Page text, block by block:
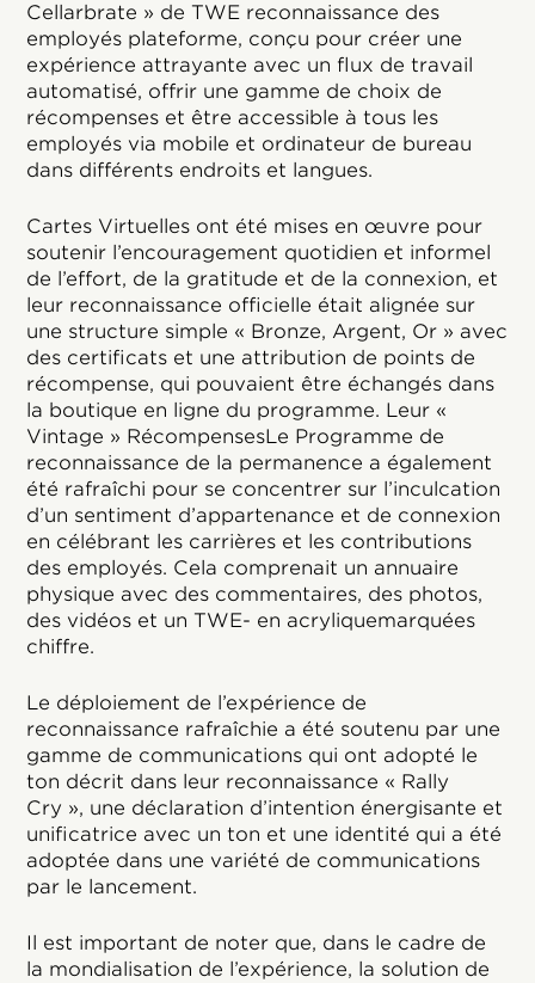
Cellarbrate » de TWE reconnaissance des
employés plateforme, conçu pour créer une
expérience attrayante avec un flux de travail
automatisé, offrir une gamme de choix de
récompenses et être accessible à tous les
employés via mobile et ordinateur de bureau
dans différents endroits et langues.
Cartes Virtuelles ont été mises en œuvre pour
soutenir l’encouragement quotidien et informel
de l’effort, de la gratitude et de la connexion, et
leur reconnaissance officielle était alignée sur
une structure simple « Bronze, Argent, Or » avec
des certificats et une attribution de points de
récompense, qui pouvaient être échangés dans
la boutique en ligne du programme. Leur «
Vintage » RécompensesLe Programme de
reconnaissance de la permanence a également
été rafraîchi pour se concentrer sur l’inculcation
d’un sentiment d’appartenance et de connexion
en célébrant les carrières et les contributions
des employés. Cela comprenait un annuaire
physique avec des commentaires, des photos,
des vidéos et un TWE- en acryliquemarquées
chiffre.
Le déploiement de l’expérience de
reconnaissance rafraîchie a été soutenu par une
gamme de communications qui ont adopté le
ton décrit dans leur reconnaissance « Rally
Cry », une déclaration d’intention énergisante et
unificatrice avec un ton et une identité qui a été
adoptée dans une variété de communications
par le lancement.
Il est important de noter que, dans le cadre de
la mondialisation de l’expérience, la solution de